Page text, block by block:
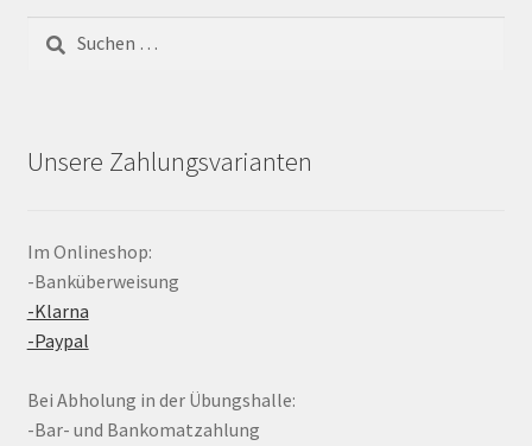
Suchen
nach:
Unsere Zahlungsvarianten
Im Onlineshop:
-Banküberweisung
-Klarna
-Paypal
Bei Abholung in der Übungshalle:
-Bar- und Bankomatzahlung